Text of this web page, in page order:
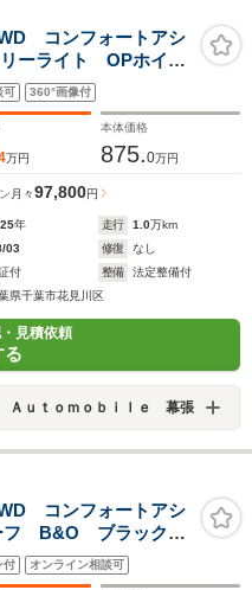
コンフォートアシ
ーライト OPホイー
可 360°画像付
万円
本体価格
875.0万円
月々97,800円
年 走行 1.0万km
03 修復
なし
付 整備
法定整備付
県千葉市花見川区
見積依頼
る
ｕｔｏｍｏｂｉｌｅ 幕張
コンフォートアシ
フ B&O ブラックス
ンチAW レッドキ
ブラックフレーム
付 オンライン相談可